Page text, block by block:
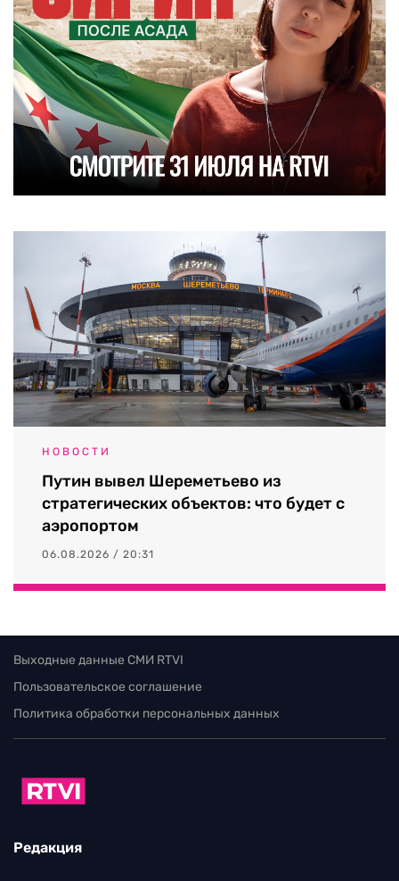
НОВОСТИ
Путин вывел Шереметьево из
стратегических объектов: что будет с
аэропортом
06.08.2026 / 20:31
Выходные данные СМИ RTVI
Пользовательское соглашение
Политика обработки персональных данных
Редакция